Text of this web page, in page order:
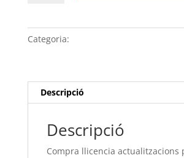
actualitzacions
plantilla
anual)
(fundacionmrm.es)
19/07/[si
type="year"]
Categoria:
Descripció
Descripció
Compra llicencia actualitzacions